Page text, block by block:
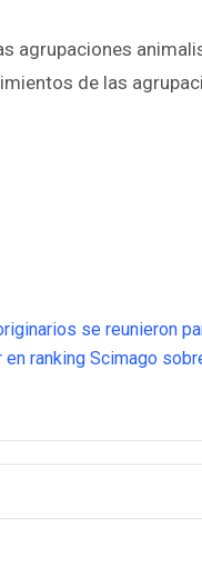
agrupaciones
de las
se reunieron
ranking Scimago